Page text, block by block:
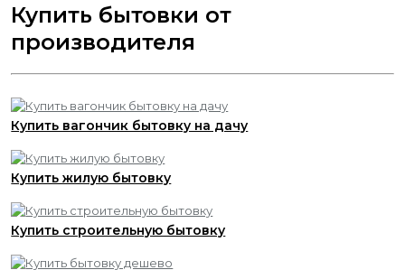
Купить бытовки от
производителя
Купить вагончик бытовку на дачу
Купить жилую бытовку
Купить строительную бытовку